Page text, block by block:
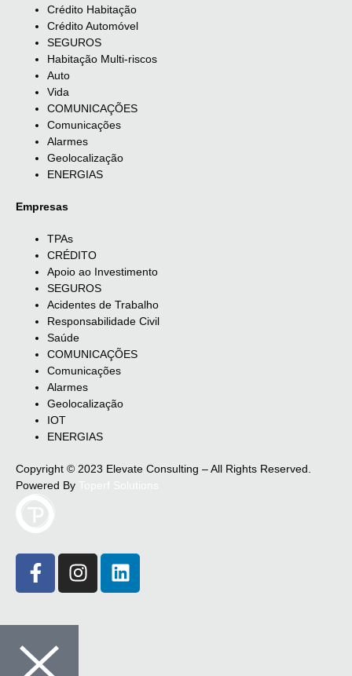
Crédito Habitação
Crédito Automóvel
SEGUROS
Habitação Multi-riscos
Auto
Vida
COMUNICAÇÕES
Comunicações
Alarmes
Geolocalização
ENERGIAS
Empresas
TPAs
CRÉDITO
Apoio ao Investimento
SEGUROS
Acidentes de Trabalho
Responsabilidade Civil
Saúde
COMUNICAÇÕES
Comunicações
Alarmes
Geolocalização
IOT
ENERGIAS
Copyright © 2023 Elevate Consulting – All Rights Reserved.
Powered By